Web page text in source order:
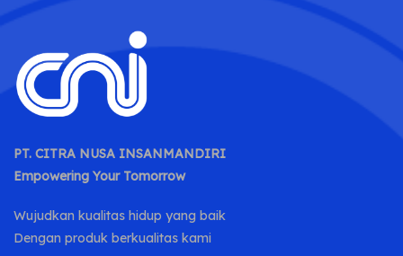
PT. CITRA NUSA INSANMANDIRI
Empowering Your Tomorrow
Wujudkan kualitas hidup yang baik
Dengan produk berkualitas kami